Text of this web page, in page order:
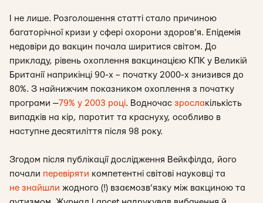
І не лише. Розголошення статті стало причиною
багаторічної кризи у сфері охорони здоров’я. Епідемія
недовіри до вакцин почала ширитися світом. До
прикладу, рівень охоплення вакцинацією КПК у Великій
Британії наприкінці 90-х – початку 2000-х знизився до
80%. З найнижчим показником охоплення з початку
програми —79% у 2003 році. Водночас зрослакількість
випадків на кір, паротит та краснуху, особливо в
наступне десятиліття після 98 року.
Згодом після публікації дослідження Вейкфілда, його
почали перевіряти компетентні світові науковці та
не знайшли жодного (!) взаємозв’язку між вакциною та